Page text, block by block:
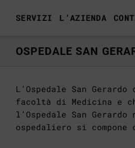
SERVIZI L’AZIENDA
OSPEDALE SAN
L’Ospedale San
facoltà di Medicina e
l’Ospedale San
ospedaliero si